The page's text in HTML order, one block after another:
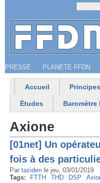
Menu secondaire
PRESSE PLANÈTE FFDN
Menu principal
Accueil
Études Baromètre
Axione
[01net] Un
fois à des
Par taziden le jeu, 03/01/2019
Tags:
FTTH THD DSP